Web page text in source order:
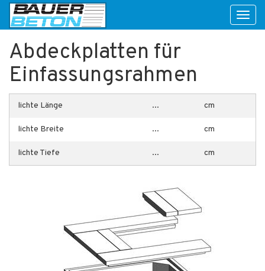
Abdeckplatten für
Einfassungsrahmen
lichte Länge ... cm
lichte Breite ... cm
lichte Tiefe ... cm